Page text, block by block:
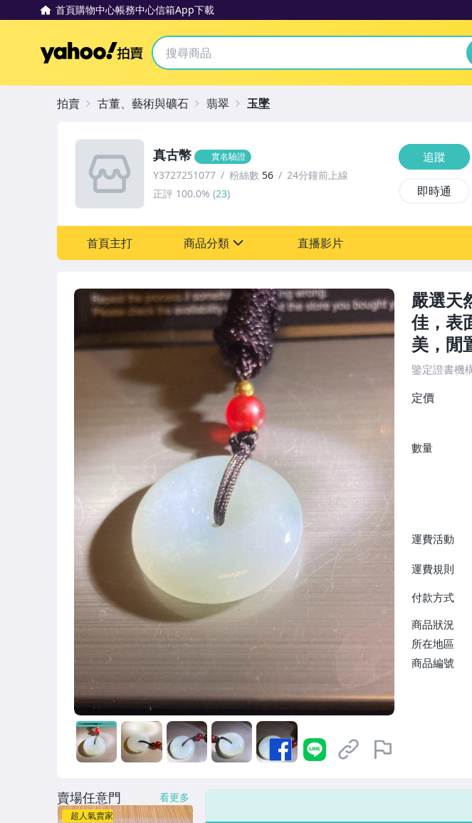
首頁購物中心帳務中心信箱App下載
Yahoo拍賣
嚴選天
佳，表
美，閒
鑒定證書機
定價
數量
運費活動
運費規則
付款方式
商品狀況
所在地區
商品編號
真古幣 實名驗證
Y3727251077 粉絲數 56
24分鐘前上線
正評 100.0% (23)
追蹤
即時通
首頁主打 商品分類
女裝與服飾配件
直播影片
拍賣 古董、藝術與礦石 翡翠 玉墜
賣場任意門 看更多
超人氣賣家